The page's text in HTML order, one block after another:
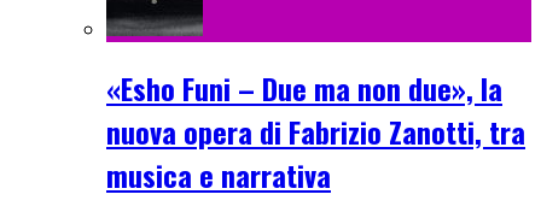
«Esho Funi – Due ma non due», la
nuova opera di Fabrizio Zanotti, tra
musica e narrativa